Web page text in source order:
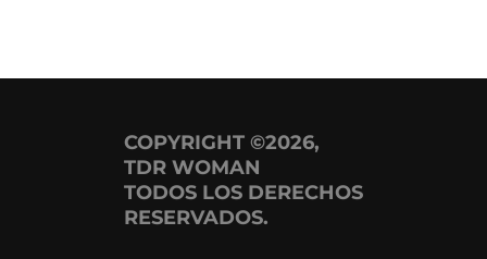
COPYRIGHT ©2026,
TDR WOMAN
TODOS LOS DERECHOS
RESERVADOS.